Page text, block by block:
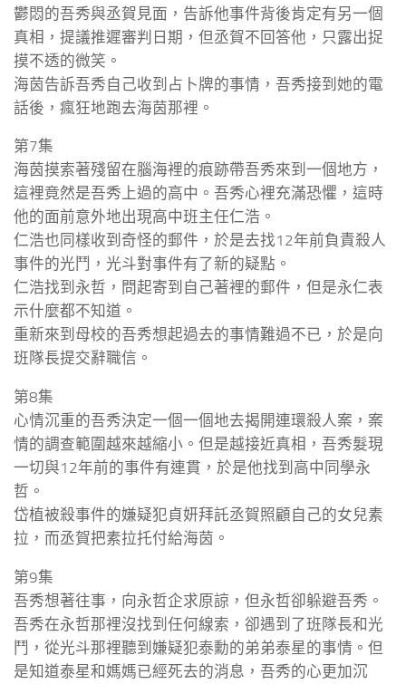
鬱悶的吾秀與丞賀見面，告訴他事件背後肯定有另一個
真相，提議推遲審判日期，但丞賀不回答他，只露出捉
摸不透的微笑。
海茵告訴吾秀自己收到占卜牌的事情，吾秀接到她的電
話後，瘋狂地跑去海茵那裡。
第7集
海茵摸索著殘留在腦海裡的痕跡帶吾秀來到一個地方，
這裡竟然是吾秀上過的高中。吾秀心裡充滿恐懼，這時
他的面前意外地出現高中班主任仁浩。
仁浩也同樣收到奇怪的郵件，於是去找12年前負責殺人
事件的光鬥，光斗對事件有了新的疑點。
仁浩找到永哲，問起寄到自己著裡的郵件，但是永仁表
示什麼都不知道。
重新來到母校的吾秀想起過去的事情難過不已，於是向
班隊長提交辭職信。
第8集
心情沉重的吾秀決定一個一個地去揭開連環殺人案，案
情的調查範圍越來越縮小。但是越接近真相，吾秀髮現
一切與12年前的事件有連貫，於是他找到高中同學永
哲。
岱植被殺事件的嫌疑犯貞妍拜託丞賀照顧自己的女兒素
拉，而丞賀把素拉托付給海茵。
第9集
吾秀想著往事，向永哲企求原諒，但永哲卻躲避吾秀。
吾秀在永哲那裡沒找到任何線索，卻遇到了班隊長和光
鬥，從光斗那裡聽到嫌疑犯泰勳的弟弟泰星的事情。但
是知道泰星和媽媽已經死去的消息，吾秀的心更加沉